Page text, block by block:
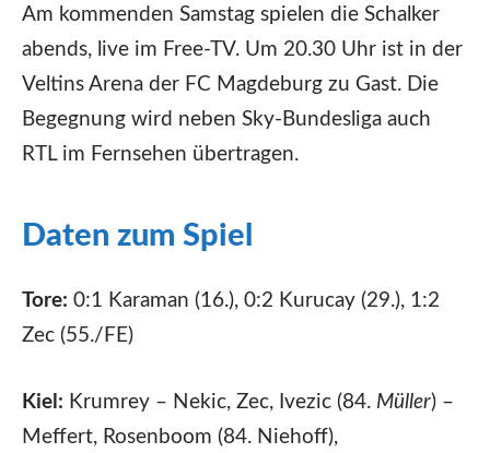
Am kommenden Samstag spielen die Schalker
abends, live im Free-TV. Um 20.30 Uhr ist in der
Veltins Arena der FC Magdeburg zu Gast. Die
Begegnung wird neben Sky-Bundesliga auch
RTL im Fernsehen übertragen.
Daten zum Spiel
Tore: 0:1 Karaman (16.), 0:2 Kurucay (29.), 1:2
Zec (55./FE)
Kiel: Krumrey – Nekic, Zec, Ivezic (84. Müller) –
Meffert, Rosenboom (84. Niehoff),